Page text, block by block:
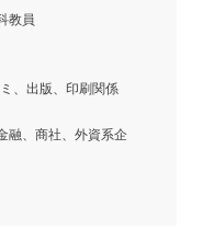
教員
、出版、印刷関係
融、商社、外資系企